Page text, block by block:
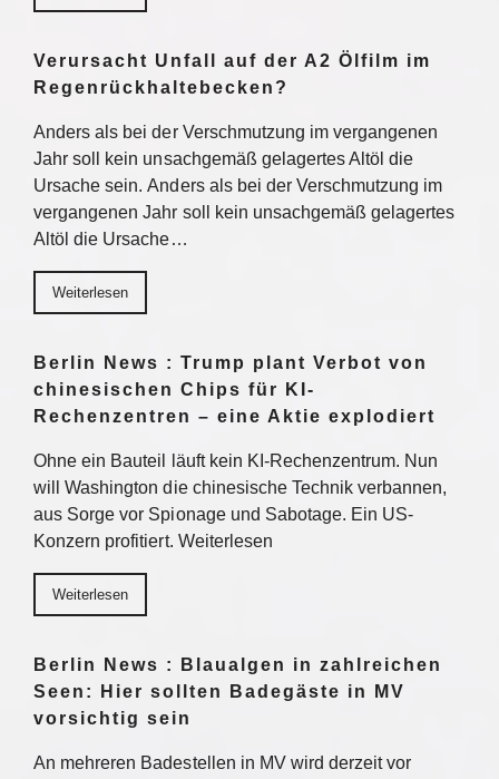
Verursacht Unfall auf der A2 Ölfilm im
Regenrückhaltebecken?
Anders als bei der Verschmutzung im vergangenen
Jahr soll kein unsachgemäß gelagertes Altöl die
Ursache sein. Anders als bei der Verschmutzung im
vergangenen Jahr soll kein unsachgemäß gelagertes
Altöl die Ursache…
Weiterlesen
Berlin News : Trump plant Verbot von
chinesischen Chips für KI-
Rechenzentren – eine Aktie explodiert
Ohne ein Bauteil läuft kein KI-Rechenzentrum. Nun
will Washington die chinesische Technik verbannen,
aus Sorge vor Spionage und Sabotage. Ein US-
Konzern profitiert. Weiterlesen
Weiterlesen
Berlin News : Blaualgen in zahlreichen
Seen: Hier sollten Badegäste in MV
vorsichtig sein
An mehreren Badestellen in MV wird derzeit vor